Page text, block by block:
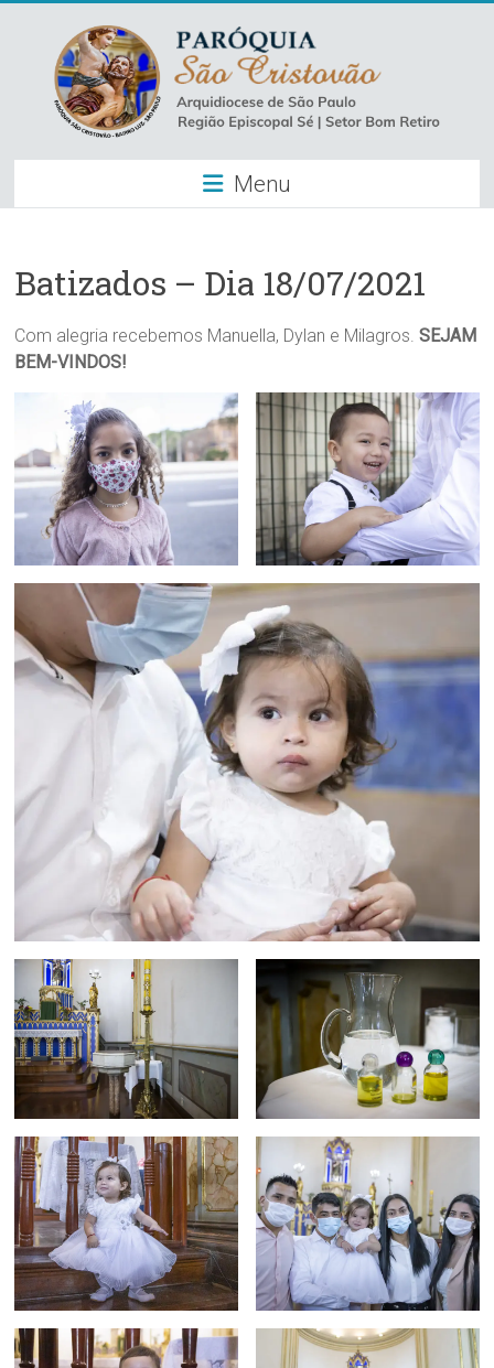
content
Paróquia
São
–
Luz
Arquidiocese
de
Paulo
–
Região
Episcopal
–
Bom
Retiro
Menu
Batizados – Dia 18/07/2021
Com alegria recebemos Manuella, Dylan e Milagros.SEJAM
BEM-VINDOS!